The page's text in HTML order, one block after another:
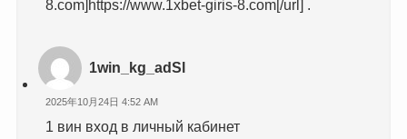
8.com]https://www.1xbet-giris-8.com[/url] .
1win_kg_adSl
2025年10月24日 4:52 AM
1 вин вход в личный кабинет